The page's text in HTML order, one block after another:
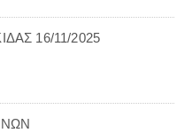
16/11/2025